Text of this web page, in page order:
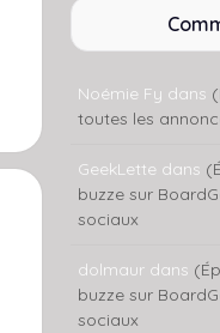
Noémie Fy dans
toutes les
GeekLette dans
buzze sur
sociaux
dolmaur dans
buzze sur
sociaux